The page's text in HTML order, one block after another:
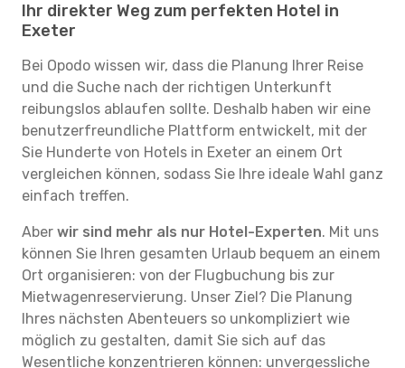
Ihr direkter Weg zum perfekten Hotel in
Exeter
Bei Opodo wissen wir, dass die Planung Ihrer Reise
und die Suche nach der richtigen Unterkunft
reibungslos ablaufen sollte. Deshalb haben wir eine
benutzerfreundliche Plattform entwickelt, mit der
Sie Hunderte von Hotels in Exeter an einem Ort
vergleichen können, sodass Sie Ihre ideale Wahl ganz
einfach treffen.
Aber wir sind mehr als nur Hotel-Experten. Mit uns
können Sie Ihren gesamten Urlaub bequem an einem
Ort organisieren: von der Flugbuchung bis zur
Mietwagenreservierung. Unser Ziel? Die Planung
Ihres nächsten Abenteuers so unkompliziert wie
möglich zu gestalten, damit Sie sich auf das
Wesentliche konzentrieren können: unvergessliche